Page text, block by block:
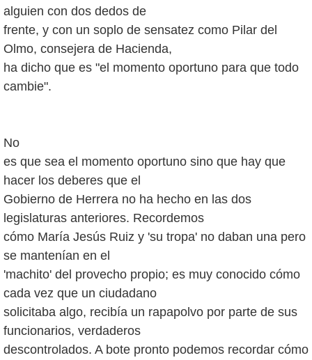
alguien con dos dedos de
frente, y con un soplo de sensatez como Pilar del
Olmo, consejera de Hacienda,
ha dicho que es "el momento oportuno para que todo
cambie".
No
es que sea el momento oportuno sino que hay que
hacer los deberes que el
Gobierno de Herrera no ha hecho en las dos
legislaturas anteriores. Recordemos
cómo María Jesús Ruiz y 'su tropa' no daban una pero
se mantenían en el
'machito' del provecho propio; es muy conocido cómo
cada vez que un ciudadano
solicitaba algo, recibía un rapapolvo por parte de sus
funcionarios, verdaderos
descontrolados. A bote pronto podemos recordar cómo